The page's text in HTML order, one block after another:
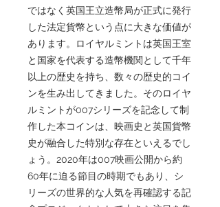
ではなく英国王立造幣局が正式に発行
した法定貨幣という点に大きな価値が
あります。ロイヤルミントは英国王室
と国家を代表する造幣機関として千年
以上の歴史を持ち、数々の歴史的コイ
ンを生み出してきました。そのロイヤ
ルミントが007シリーズを記念して制
作した本コインは、映画史と英国貨幣
史が融合した特別な存在といえるでし
ょう。2020年は007映画公開から約
60年に迫る節目の時期でもあり、シ
リーズの世界的な人気を再確認する記